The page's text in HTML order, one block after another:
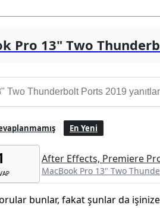
Pro 13" Two
En Yeni
After Effects, Premiere
MacBook Pro 13" Two
bunlar, fakat şunlar da